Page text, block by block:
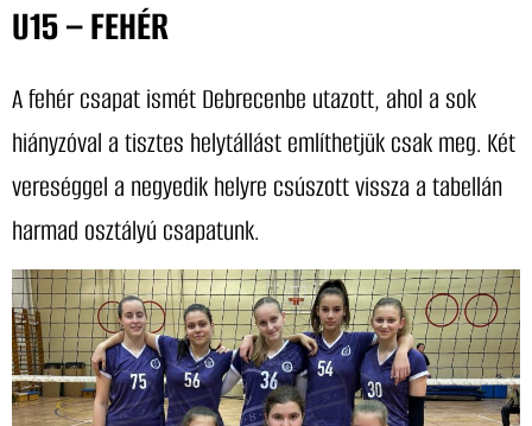
U15 – FEHÉR
A fehér csapat ismét Debrecenbe utazott, ahol a sok
hiányzóval a tisztes helytállást említhetjük csak meg. Két
vereséggel a negyedik helyre csúszott vissza a tabellán
harmad osztályú csapatunk.